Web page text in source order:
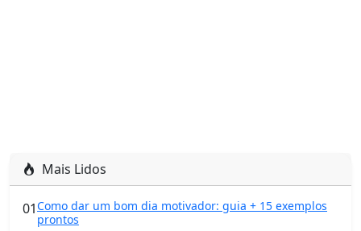
Mais Lidos
01Como dar um bom dia motivador: guia + 15 exemplos
prontos